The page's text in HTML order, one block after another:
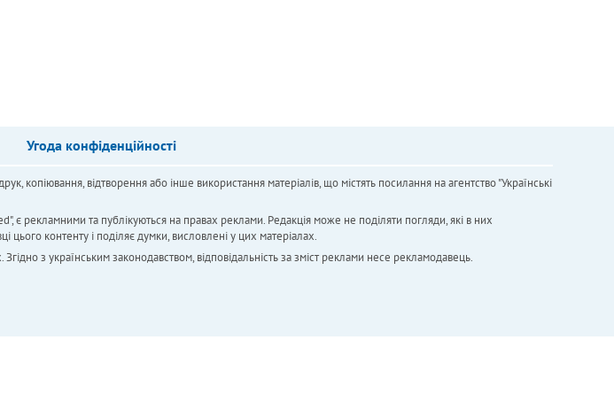
Угода конфіденційності
копіювання, відтворення або інше використання матеріалів, що містять посилання на агентство "Українськi
є рекламними та публікуються на правах реклами. Редакція може не поділяти погляди, які в них
контенту і поділяє думки, висловлені у цих матеріалах.
з українським законодавством, відповідальність за зміст реклами несе рекламодавець.